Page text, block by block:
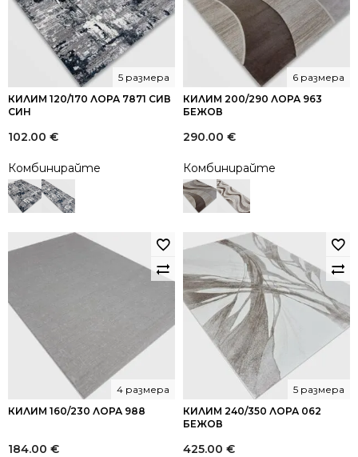
КИЛИМ 120/170 ЛОРА 7871 СИВ
СИН
5 размера
102.00 €
Комбинирайте
КИЛИМ 200/290 ЛОРА 963
БЕЖОВ
6 размера
290.00 €
Комбинирайте
КИЛИМ 160/230 ЛОРА 988
4 размера
184.00 €
КИЛИМ 240/350 ЛОРА 062
БЕЖОВ
5 размера
425.00 €